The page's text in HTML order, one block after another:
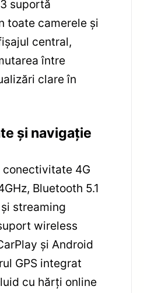
suportă
toate camerele și
central,
între
clare în
și navigație
4G
Bluetooth 5.1
streaming
wireless
și Android
GPS integrat
cu hărți online